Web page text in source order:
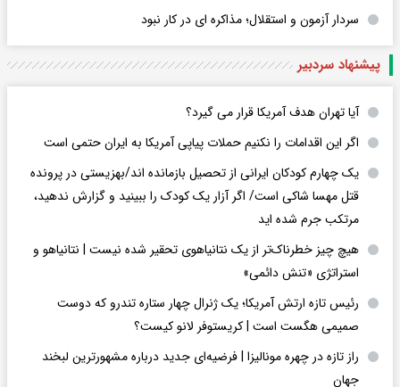
سردار آزمون و استقلال؛ مذاکره ای در کار نبود
پیشنهاد سردبیر
آیا تهران هدف آمریکا قرار می گیرد؟
اگر این اقدامات را نکنیم حملات پیاپی آمریکا به ایران حتمی است
یک چهارم کودکان ایرانی از تحصیل بازمانده اند/بهزیستی در پرونده
قتل مهسا شاکی است/ اگر آزار یک کودک را ببینید و گزارش ندهید،
مرتکب جرم شده اید
هیچ چیز خطرناک‌تر از یک نتانیاهوی تحقیر شده نیست | نتانیاهو و
استراتژی «تنش دائمی»
رئیس تازه ارتش آمریکا؛ یک ژنرال چهار ستاره تندرو که دوست
صمیمی هگست است | کریستوفر لانو کیست؟
راز تازه در چهره مونالیزا | فرضیه‌ای جدید درباره مشهورترین لبخند
جهان